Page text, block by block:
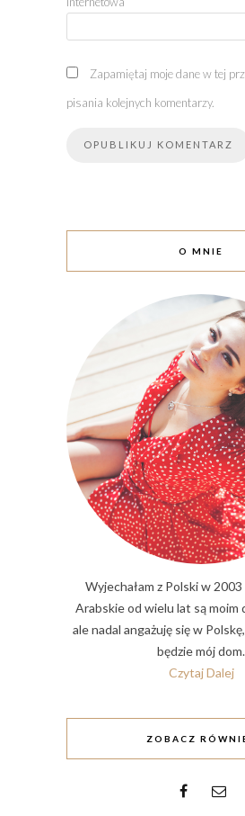
Zapamiętaj moje dane w tej
pisania kolejnych komentarzy.
O MNIE
Wyjechałam z Polski w
Arabskie od wielu lat są moim
ale nadal angażuję się w
będzie mój dom.
Czytaj Dalej
ZOBACZ